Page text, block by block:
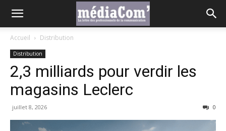
Accueil Distribution
Distribution
2,3 milliards pour verdir les
magasins Leclerc
juillet 8, 2026 0